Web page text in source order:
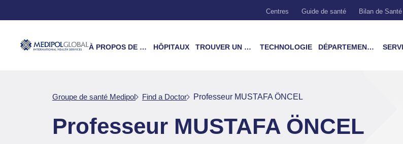
Centres Guide de santé Bilan de Santé
À PROPOS DE NOUS HÔPITAUX TROUVER UN MÉDECIN TECHNOLOGIE DÉPARTEMENTS & TRAITEMENTS
Groupe de santé Medipol Find a Doctor Professeur MUSTAFA ÖNCEL
Professeur MUSTAFA ÖNCEL